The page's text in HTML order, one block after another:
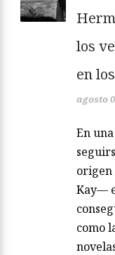
los
en
agosto
En
origen
Kay—
como